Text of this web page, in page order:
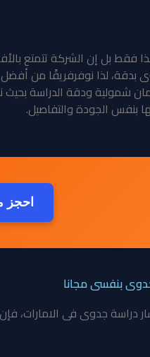
بل إن الشركة تتمتع
بدقة، لذا نوفرفريقًا من
ودقة الدراسة بحيث
بنفس الجودة والتفاصيل.
احجز
بنفسى مجانا
دراسة جدوى فى الامارات،